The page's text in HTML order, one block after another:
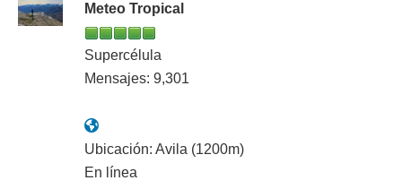
Meteo Tropical
Supercélula
Mensajes: 9,301
Ubicación: Avila (1200m)
En línea